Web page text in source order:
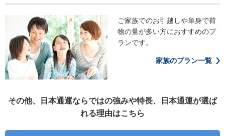
ご家族でのお引越しや単身で荷
物の量が多い方におすすめのプ
ランです。
家族のプラン一覧
その他、日本通運ならではの強みや特長、日本通運が選ば
れる理由はこちら